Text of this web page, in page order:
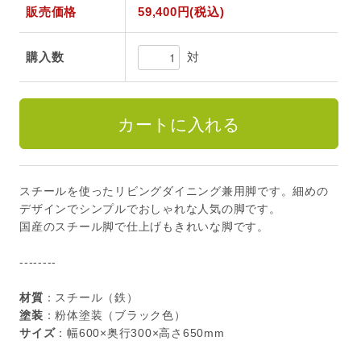
販売価格 59,400円(税込)
購入数 対
スチールを使ったリビングダイニング兼用脚です。細めの
デザインでシンプルでおしゃれな人気の脚です。
国産のスチール脚で仕上げもきれいな脚です。
--------
材質 ：スチール（鉄）
塗装 ：粉体塗装（ブラック色）
サイズ：幅600×奥行300×高さ650mm